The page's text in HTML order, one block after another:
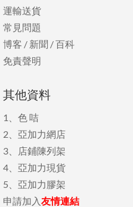
運輸送貨
常見問題
博客 / 新聞 /百科
免責聲明
其他資料
1、 色 咭
2、 亞加力網店
3、
店鋪陳列架
4、 亞加力現貨
5、 亞加力膠架
申請加入友情連結